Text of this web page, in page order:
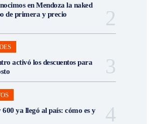
en Mendoza la naked
de primera y precio
activó los descuentos para
ya llegó al país: cómo es y